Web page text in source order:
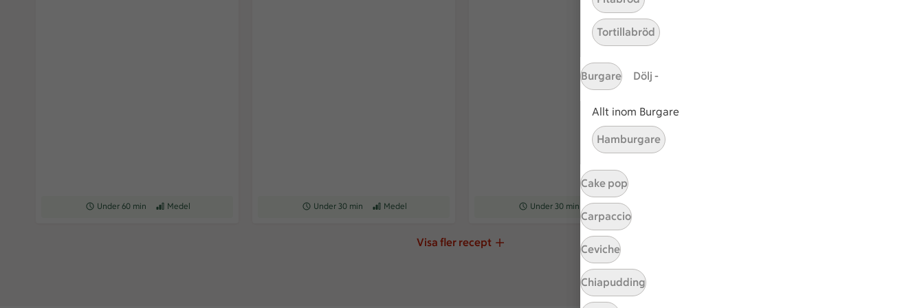
Tortillabröd
Burgare Dölj -
Allt inom Burgare
Hamburgare
Cake pop
Carpaccio
Ceviche
Chiapudding
Receptet tar Under 60 min att tillaga
Under 60 min Receptet har Medel svårighetsgrad
Medel Receptet tar Under 30 min att tillaga
Under 30 min Receptet har Medel svårighetsgrad
Medel Receptet tar Under 30 min att tillaga
Under 30 min Receptet har Medel svårighetsgrad
Medel
Visa fler recept